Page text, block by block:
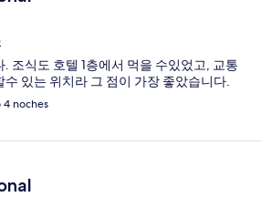
조식도 호텔 1층에서 먹을 수있었고, 교통
있는 위치라 그 점이 가장 좋았습니다.
4 noches